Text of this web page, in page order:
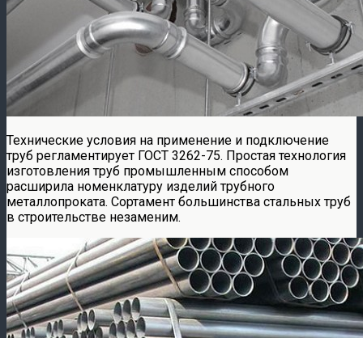
Технические условия на применение и подключение
труб регламентирует ГОСТ 3262-75. Простая технология
изготовления труб промышленным способом
расширила номенклатуру изделий трубного
металлопроката. Сортамент большинства стальных труб
в строительстве незаменим.